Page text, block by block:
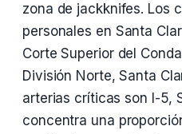
zona de jackknifes. Los
personales en Santa
Corte Superior del
División Norte, Santa
arterias críticas son I-5,
concentra una